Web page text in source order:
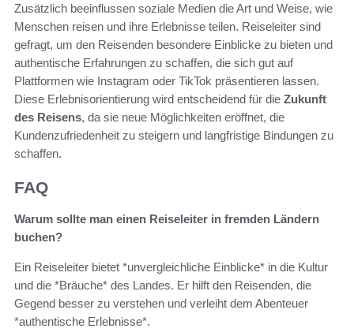
Zusätzlich beeinflussen soziale Medien die Art und Weise, wie
Menschen reisen und ihre Erlebnisse teilen. Reiseleiter sind
gefragt, um den Reisenden besondere Einblicke zu bieten und
authentische Erfahrungen zu schaffen, die sich gut auf
Plattformen wie Instagram oder TikTok präsentieren lassen.
Diese Erlebnisorientierung wird entscheidend für die Zukunft
des Reisens, da sie neue Möglichkeiten eröffnet, die
Kundenzufriedenheit zu steigern und langfristige Bindungen zu
schaffen.
FAQ
Warum sollte man einen Reiseleiter in fremden Ländern
buchen?
Ein Reiseleiter bietet *unvergleichliche Einblicke* in die Kultur
und die *Bräuche* des Landes. Er hilft den Reisenden, die
Gegend besser zu verstehen und verleiht dem Abenteuer
*authentische Erlebnisse*.